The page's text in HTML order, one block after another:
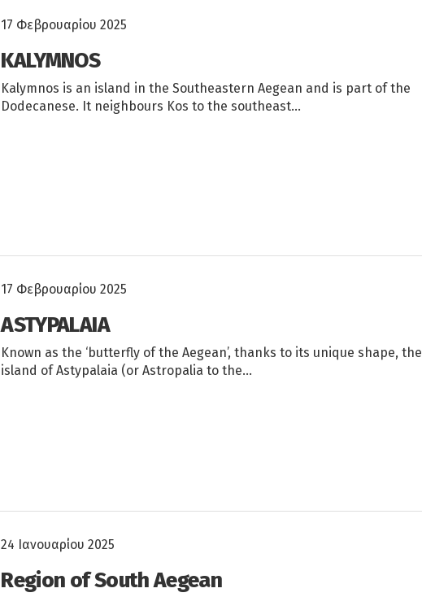
17 Φεβρουαρίου 2025
KALYMNOS
Kalymnos is an island in the Southeastern Aegean and is part of the
Dodecanese. It neighbours Kos to the southeast…
17 Φεβρουαρίου 2025
ASTYPALAIA
Known as the ‘butterfly of the Aegean’, thanks to its unique shape, the
island of Astypalaia (or Astropalia to the…
24 Ιανουαρίου 2025
Region of South Aegean